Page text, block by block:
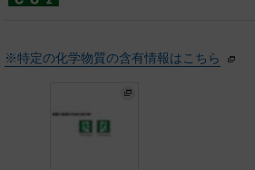
※特定の化学物質の含有情報はこちら